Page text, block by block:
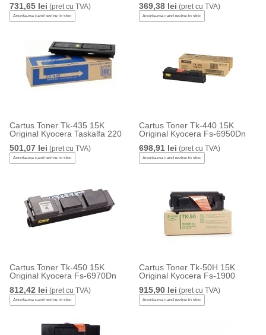
731,65 lei (pret cu TVA)
Anunta-ma cand revine in stoc
369,38 lei (pret cu TVA)
Anunta-ma cand revine in stoc
Cartus Toner Tk-435 15K
Original Kyocera Taskalfa 220
501,07 lei (pret cu TVA)
Anunta-ma cand revine in stoc
Cartus Toner Tk-440 15K
Original Kyocera Fs-6950Dn
698,91 lei (pret cu TVA)
Anunta-ma cand revine in stoc
Cartus Toner Tk-450 15K
Original Kyocera Fs-6970Dn
812,42 lei (pret cu TVA)
Anunta-ma cand revine in stoc
Cartus Toner Tk-50H 15K
Original Kyocera Fs-1900
915,90 lei (pret cu TVA)
Anunta-ma cand revine in stoc